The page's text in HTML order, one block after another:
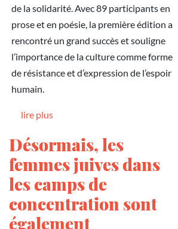
de la solidarité. Avec 89 participants en
prose et en poésie, la première édition a
rencontré un grand succès et souligne
l’importance de la culture comme forme
de résistance et d’expression de l’espoir
humain.
lire plus
Désormais, les
femmes juives dans
les camps de
concentration sont
également